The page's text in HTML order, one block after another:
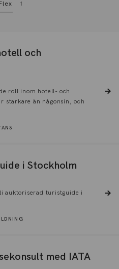
1
och
roll inom hotell- och
starkare än någonsin, och
i Stockholm
auktoriserad turistguide i
med IATA